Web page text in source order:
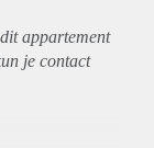
appartement
je contact